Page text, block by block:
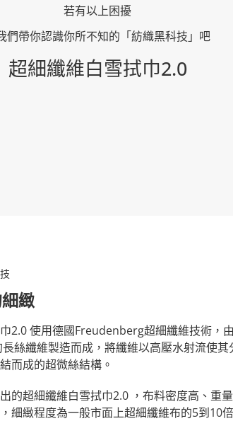
若有以上困擾
們帶你認識你所不知的「紡織黑科技」吧
超細纖維白雪拭巾2.0
緻
2.0 使用德國Freudenberg超細纖維技術，由
長絲纖維製造而成，將纖維以高壓水射流使其
而成的超微絲結構 。
的超細纖維白雪拭巾2.0 ，布料密度高 、 重
，細緻程度為一般市面上超細纖維布的5到10